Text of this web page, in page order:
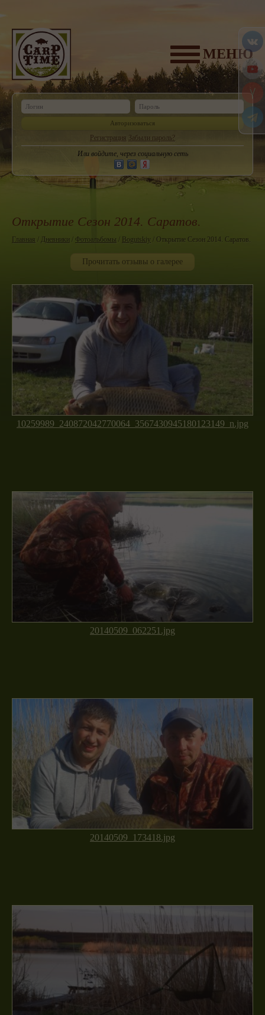
МЕНЮ
Авторизоваться
Регистрация Забыли пароль?
Или войдите, через социальную сеть
Открытие Сезон 2014. Саратов.
Главная / Дневники / Фотоальбомы / Bogutskiy / Открытие Сезон 2014. Саратов.
Прочитать отзывы о галерее
10259989_240872042770064_3567430945180123149_n.jpg
20140509_062251.jpg
20140509_173418.jpg